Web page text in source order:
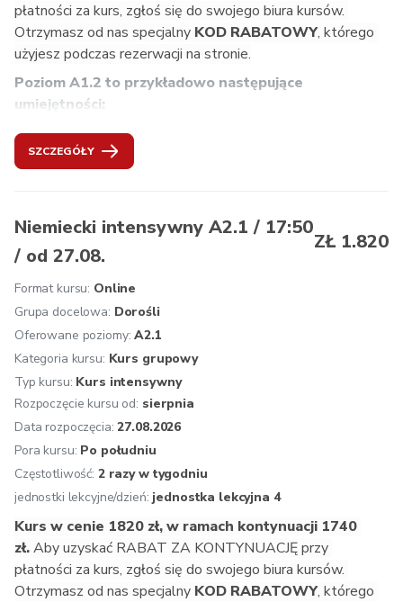
płatności za kurs, zgłoś się do swojego biura kursów.
Otrzymasz od nas specjalny KOD RABATOWY, którego
użyjesz podczas rezerwacji na stronie.
Poziom A1.2 to przykładowo następujące
umiejętności:
formułowanie zaproszeń,
rezerwowanie biletów,
formułowanie pytań o ceny, towary i ich jakość,
opowiadanie o swoich zajęciach,
opowiadanie o swojej pracy,
pisanie prostych, krótkich maili.
Zalecana kontynuacja:
też przystąpić do egzaminu ÖSD A1.
Oferujemy: osobistą konsultację przed rozpoczęciem
kursu, zakwalifikowanie na odpowiedni poziom, jednolity
program nauczania zgodny z wytycznymi Europejskiego
Systemu Opisu Kształcenia Językowego, naukę
prowadzoną przez doświadczonych i kompetentnych
lektorów, atmosferę inspirującą do nauki, multimedialne
podręczniki i aplikacje, aktualne materiały dydaktyczne z
bezpłatne konsultacje dotyczące uczenia się dla naszych
kursantów, znormalizowane testy końcowe, na życzenie
przygotowanie do certyfikatu ÖSD.
SZCZEGÓŁY
Niemiecki intensywny A2.1 / 17:50
/ od 27.08.
ZŁ 1.820
Format kursu: Online
Grupa docelowa: Dorośli
Oferowane poziomy:A2.1
Kategoria kursu: Kurs grupowy
Typ kursu: Kurs intensywny
Rozpoczęcie kursu od: sierpnia
Data rozpoczęcia:27.08.2026
Pora kursu: Po południu
Częstotliwość: 2 razy w tygodniu
jednostki lekcyjne/dzień: jednostka lekcyjna 4
Kurs w cenie 1820 zł, w ramach kontynuacji 1740
zł. Aby uzyskać RABAT ZA KONTYNUACJĘ przy
płatności za kurs, zgłoś się do swojego biura kursów.
Otrzymasz od nas specjalny KOD RABATOWY, którego